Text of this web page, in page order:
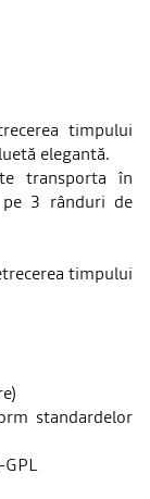
timpului
elegantă.
transporta în
3 rânduri de
timpului
standardelor